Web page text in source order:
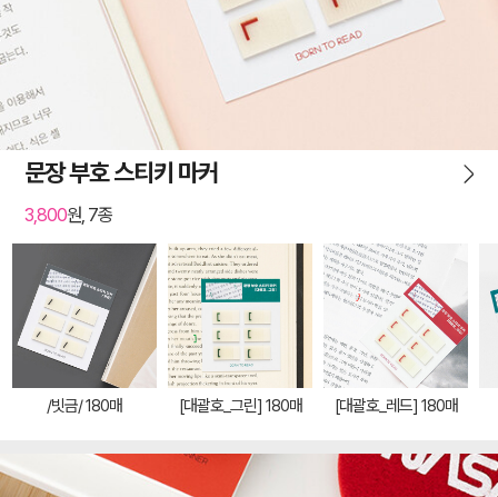
문장 부호 스티키 마커
3,800원, 7종
/빗금/ 180매 [대괄호_그린] 180매 [대괄호_레드] 180매